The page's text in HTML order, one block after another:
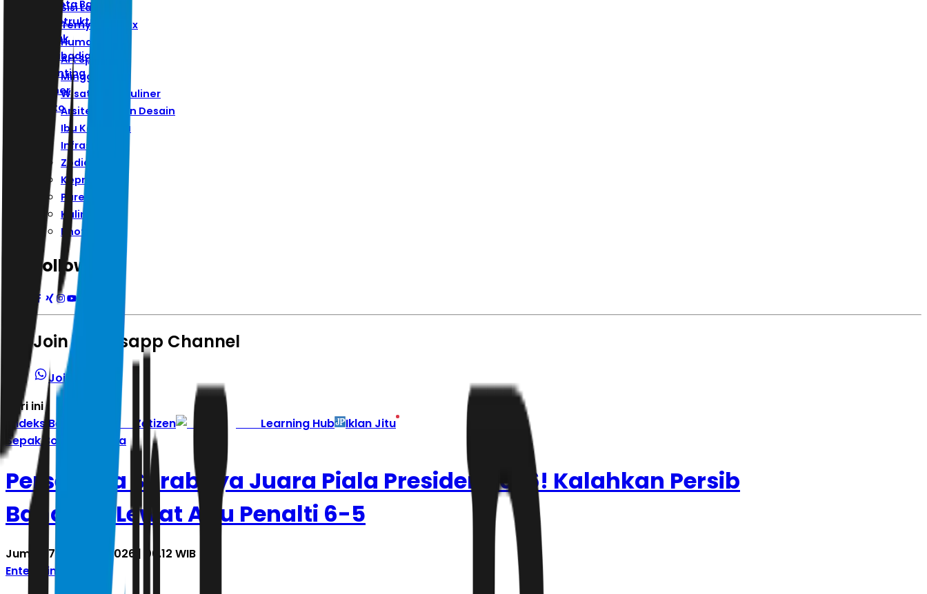
Ibu Kota Baru
Infrastruktur
Zodiak
Kepribadian
Parenting
Kuliner
Photo
Sisi Lain
Ternyata Hoax
Humaniora
Art Space
Minggu
Wisata Dan Kuliner
Arsitektur Dan Desain
Ibu Kota Baru
Infrastruktur
Zodiak
Kepribadian
Parenting
Kuliner
Photo
Follow Us
Join Whatsapp Channel
Join Channel
Hari ini
Indeks Berita Zetizen Learning Hub
Iklan Jitu
Sepak Bola Indonesia
Persebaya Surabaya Juara Piala Presiden 2026! Kalahkan Persib
Bandung Lewat Adu Penalti 6-5
Jumat, 7 Agustus 2026 | 06.12 WIB
Entertainment